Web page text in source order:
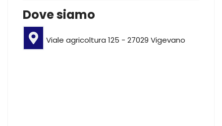
Dove siamo
Viale agricoltura 125 - 27029 Vigevano